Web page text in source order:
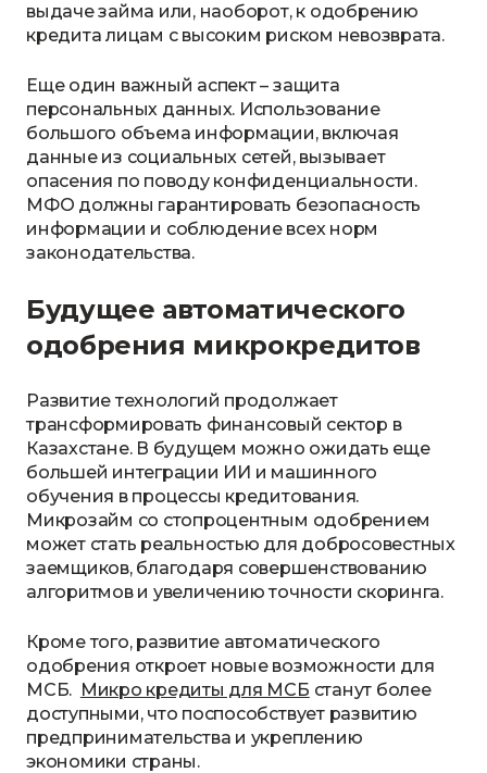
выдаче займа или, наоборот, к одобрению
кредита лицам с высоким риском невозврата.
Еще один важный аспект – защита
персональных данных. Использование
большого объема информации, включая
данные из социальных сетей, вызывает
опасения по поводу конфиденциальности.
МФО должны гарантировать безопасность
информации и соблюдение всех норм
законодательства.
Будущее автоматического
одобрения микрокредитов
Развитие технологий продолжает
трансформировать финансовый сектор в
Казахстане. В будущем можно ожидать еще
большей интеграции ИИ и машинного
обучения в процессы кредитования.
Микрозайм со стопроцентным одобрением
может стать реальностью для добросовестных
заемщиков, благодаря совершенствованию
алгоритмов и увеличению точности скоринга.
Кроме того, развитие автоматического
одобрения откроет новые возможности для
МСБ. Микро кредиты для МСБ станут более
доступными, что поспособствует развитию
предпринимательства и укреплению
экономики страны.